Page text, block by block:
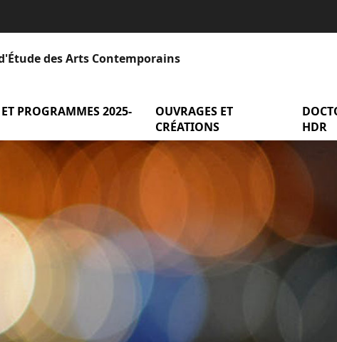
d'Étude des Arts Contemporains
PROGRAMMES 2025-
menu Axes et programmes 2025-
OUVRAGES ET
CRÉATIONS
menu
HDR